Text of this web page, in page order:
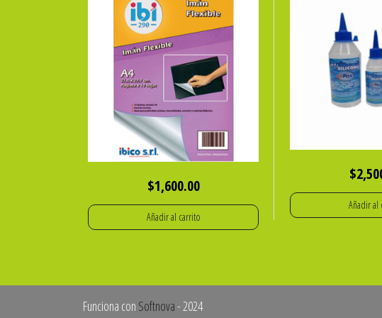
$1,600.00
Añadir al carrito
$
Añadir al
Funciona con Softnova- 2024